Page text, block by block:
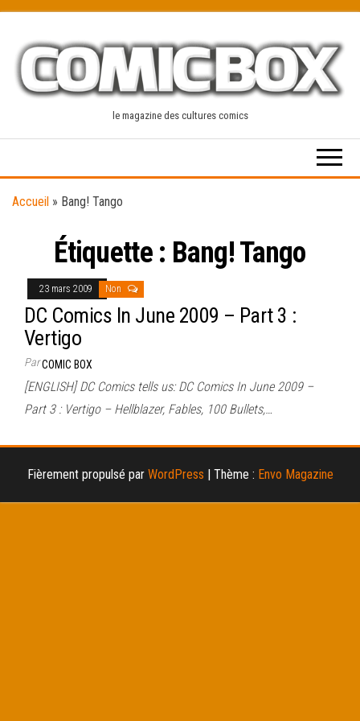
content
le magazine des cultures comics
Accueil » Bang! Tango
Étiquette : Bang! Tango
23 mars 2009 Non
DC Comics In June 2009 – Part 3 :
Vertigo
ParCOMIC BOX
[ENGLISH] DC Comics tells us: DC Comics In June 2009 –
Part 3 : Vertigo – Hellblazer, Fables, 100 Bullets,…
Fièrement propulsé par WordPress | Thème : Envo Magazine